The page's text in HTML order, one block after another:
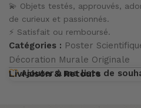
💫 Objets testés, approuvés,
de curieux et passionnés.
⚡ Satisfait ou remboursé.
Catégories : Poster
Décoration Murale Originale
Ajouter à ma liste de
Livraison & Retours